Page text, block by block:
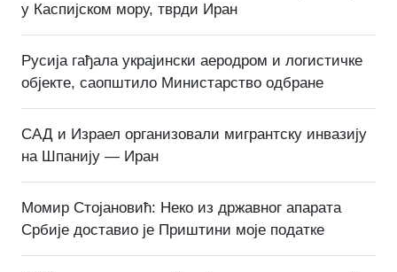
у Каспијском мору, тврди Иран
Русија гађала украјински аеродром и логистичке
објекте, саопштило Министарство одбране
САД и Израел организовали мигрантску инвазију
на Шпанију — Иран
Момир Стојановић: Неко из државног апарата
Србије доставио је Приштини моје податке